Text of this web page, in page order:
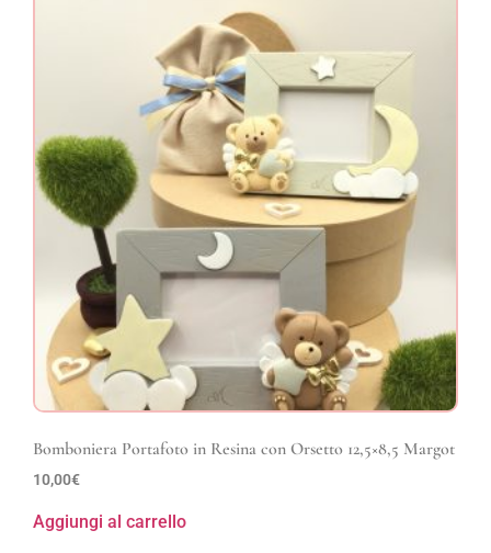
Bomboniera Portafoto in Resina con Orsetto 12,5×8,5 Margot
10,00€
Aggiungi al carrello